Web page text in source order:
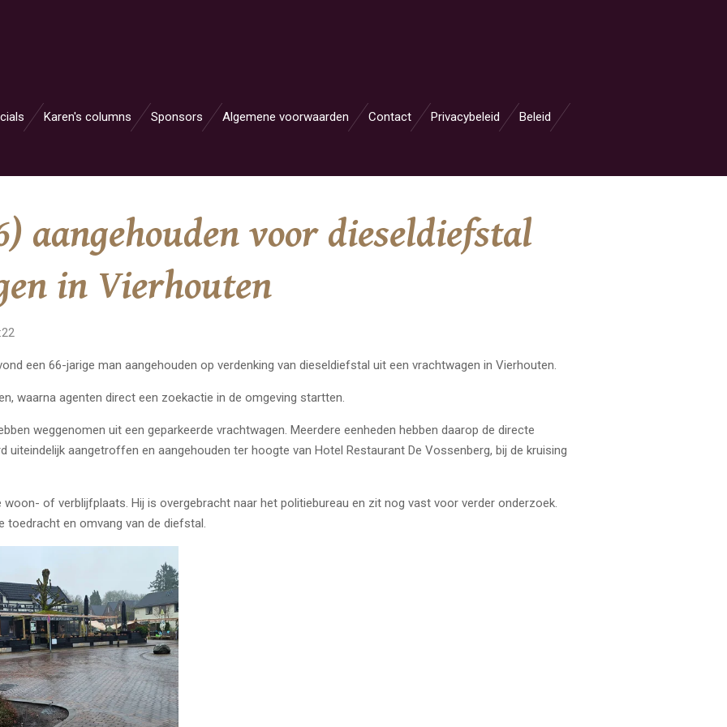
Karen's columns Sponsors Algemene voorwaarden Contact Privacybeleid Beleid
aangehouden voor dieseldiefstal
in Vierhouten
een 66-jarige man aangehouden op verdenking van dieseldiefstal uit een vrachtwagen in Vierhouten.
waarna agenten direct een zoekactie in de omgeving startten.
weggenomen uit een geparkeerde vrachtwagen. Meerdere eenheden hebben daarop de directe
uiteindelijk aangetroffen en aangehouden ter hoogte van Hotel Restaurant De Vossenberg, bij de kruising
of verblijfplaats. Hij is overgebracht naar het politiebureau en zit nog vast voor verder onderzoek.
toedracht en omvang van de diefstal.